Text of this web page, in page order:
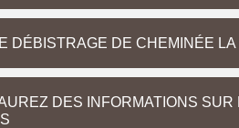
DÉBISTRAGE DE CHEMINÉE
DES INFORMATIONS SUR